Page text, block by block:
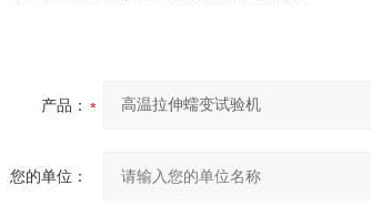
产品：
您的单位：